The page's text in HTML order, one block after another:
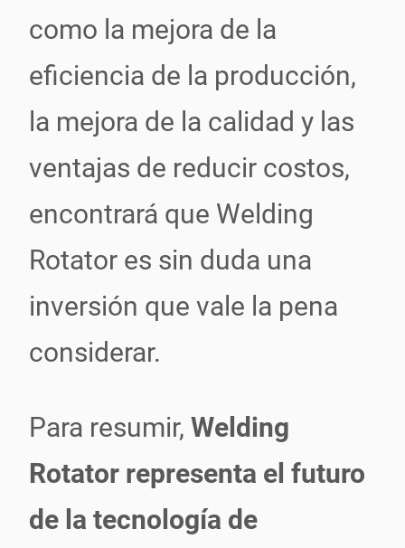
como la mejora de la
eficiencia de la producción,
la mejora de la calidad y las
ventajas de reducir costos,
encontrará que Welding
Rotator es sin duda una
inversión que vale la pena
considerar.
Para resumir, Welding
Rotator representa el futuro
de la tecnología de